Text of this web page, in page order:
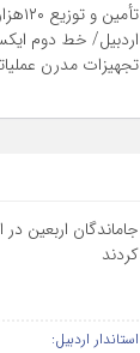
اردبیل/ خط دوم
تجهیزات مدرن
جاماندگان اربعین در
کردند
استاندار اردبیل: